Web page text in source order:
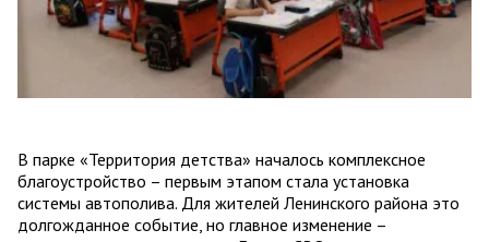
В парке «Территория детства» началось комплексное
благоустройство – первым этапом стала установка
системы автополива. Для жителей Ленинского района это
долгожданное событие, но главное изменение –